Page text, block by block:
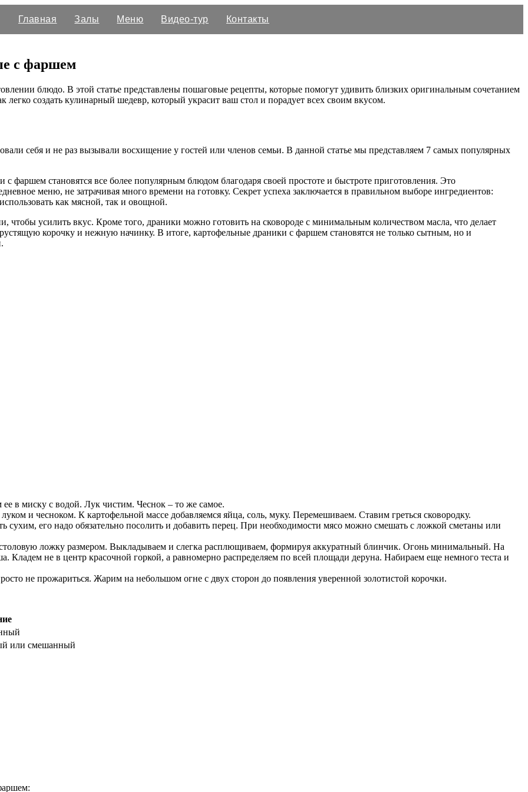
Главная Залы Меню Видео-тур Контакты
с фаршем
блюдо. В этой статье представлены пошаговые рецепты, которые помогут удивить близких оригинальным сочетанием
создать кулинарный шедевр, который украсит ваш стол и порадует всех своим вкусом.
себя и не раз вызывали восхищение у гостей или членов семьи. В данной статье мы представляем 7 самых популярных
фаршем становятся все более популярным блюдом благодаря своей простоте и быстроте приготовления. Это
меню, не затрачивая много времени на готовку. Секрет успеха заключается в правильном выборе ингредиентов:
как мясной, так и овощной.
чтобы усилить вкус. Кроме того, драники можно готовить на сковороде с минимальным количеством масла, что делает
корочку и нежную начинку. В итоге, картофельные драники с фаршем становятся не только сытным, но и
в миску с водой. Лук чистим. Чеснок – то же самое.
и чесноком. К картофельной массе добавляемся яйца, соль, муку. Перемешиваем. Ставим греться сковородку.
его надо обязательно посолить и добавить перец. При необходимости мясо можно смешать с ложкой сметаны или
ложку размером. Выкладываем и слегка расплющиваем, формируя аккуратный блинчик. Огонь минимальный. На
не в центр красочной горкой, а равномерно распределяем по всей площади деруна. Набираем еще немного теста и
не прожариться. Жарим на небольшом огне с двух сторон до появления уверенной золотистой корочки.
или смешанный